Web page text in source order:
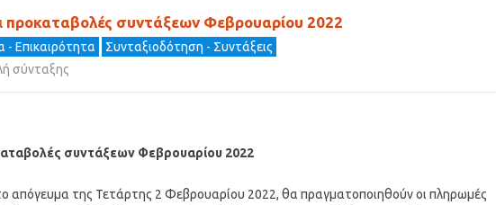
συντάξεων Φεβρουαρίου 2022
- Επικαιρότητα
Συνταξιοδότηση - Συντάξεις
σύνταξης
συντάξεων Φεβρουαρίου 2022
της Τετάρτης 2 Φεβρουαρίου 2022, θα πραγματοποιηθούν οι πληρωμές